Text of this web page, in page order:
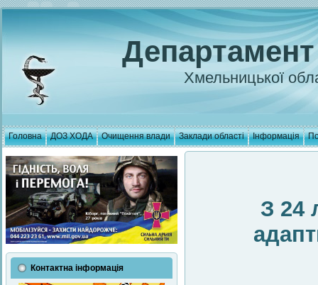
Хмельницької
Головна ДОЗ ХОДА Очищення влади Заклади області Інформація
Контактна інформація
З 24